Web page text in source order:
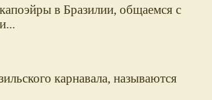
в Бразилии, общаемся с
карнавала, называются